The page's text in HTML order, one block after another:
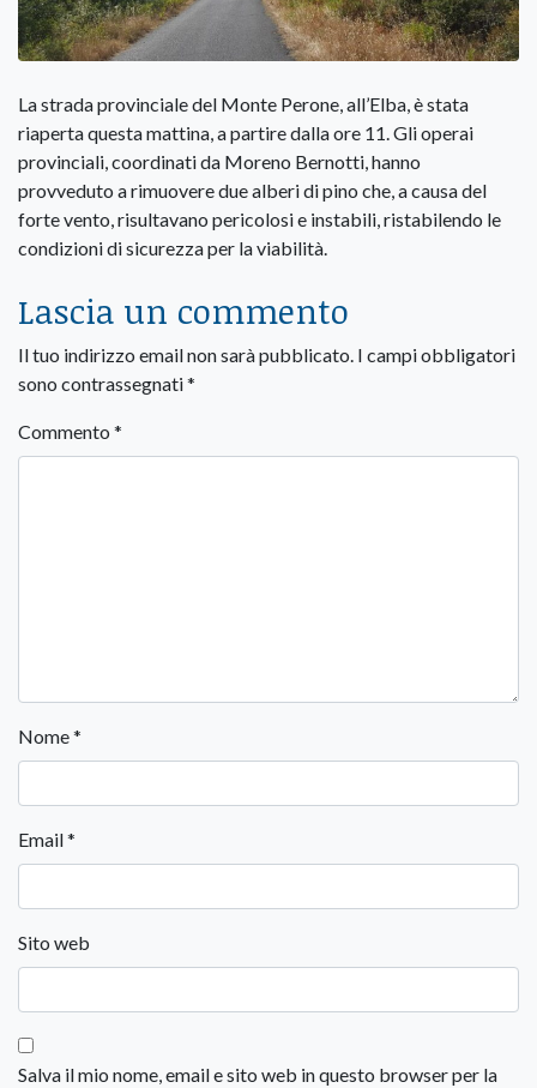
La strada provinciale del Monte Perone, all’Elba, è stata
riaperta questa mattina, a partire dalla ore 11. Gli operai
provinciali, coordinati da Moreno Bernotti, hanno
provveduto a rimuovere due alberi di pino che, a causa del
forte vento, risultavano pericolosi e instabili, ristabilendo le
condizioni di sicurezza per la viabilità.
Lascia un commento
Il tuo indirizzo email non sarà pubblicato. I campi obbligatori
sono contrassegnati*
Commento *
Nome*
Email*
Sito web
Salva il mio nome, email e sito web in questo browser per la